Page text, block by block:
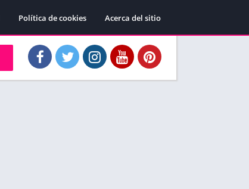
Política de cookies Acerca del sitio